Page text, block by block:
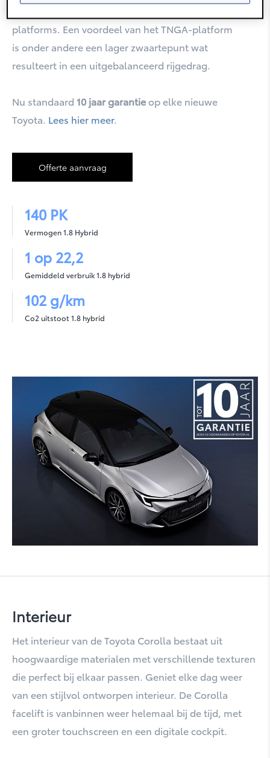
C-HR Plus
Urban Cruiser
platforms. Een voordeel van het TNGA-platform
is onder andere een lager zwaartepunt wat
resulteert in een uitgebalanceerd rijgedrag.
Nu standaard 10 jaar garantieop elke nieuwe
Toyota. Lees hier meer.
Offerte aanvraag
140 PK
Vermogen 1.8 Hybrid
1 op 22,2
Gemiddeld verbruik 1.8 hybrid
102 g/km
Co2 uitstoot 1.8 hybrid
Interieur
Het interieur van de Toyota Corolla bestaat uit
hoogwaardige materialen met verschillende texturen
die perfect bij elkaar passen. Geniet elke dag weer
van een stijlvol ontworpen interieur. De Corolla
facelift is vanbinnen weer helemaal bij de tijd, met
een groter touchscreen en een digitale cockpit.